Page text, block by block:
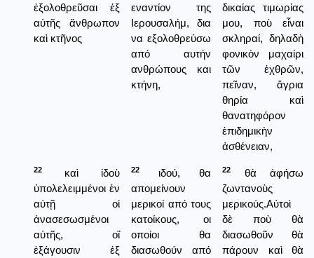
ἐξολοθρεῦσαι ἐξ
αὐτῆς ἄνθρωπον
καὶ κτῆνος
εναντίον της
Ιερουσαλήμ, δια
να εξολοθρεύσω
από αυτήν
ανθρώπους και
κτήνη,
δικαίας τιμωρίας
μου, ποὺ εἶναι
σκληραί, δηλαδὴ
φονικὸν μαχαίρι
τῶν ἐχθρῶν,
πεῖναν, ἄγρια
θηρία καὶ
θανατηφόρον
ἐπιδημικὴν
ἀσθένειαν,
22
καὶ ἰδοὺ
ὑπολελειμμένοι ἐν
αὐτῇ οἱ
ἀνασεσωσμένοι
αὐτῆς, οἳ
ἐξάγουσιν ἐξ
22
ιδού, θα
απομείνουν
μερικοί από τους
κατοίκους, οι
οποίοι θα
διασωθούν από
22
θὰ ἀφήσω
ζωντανοὺς
μερικούς.Αὐτοὶ
δὲ ποὺ θὰ
διασωθοῦν θὰ
πάρουν καὶ θὰ